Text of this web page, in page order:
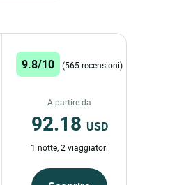
9.8/10 (565 recensioni)
A partire da
92.18 USD
1 notte, 2 viaggiatori